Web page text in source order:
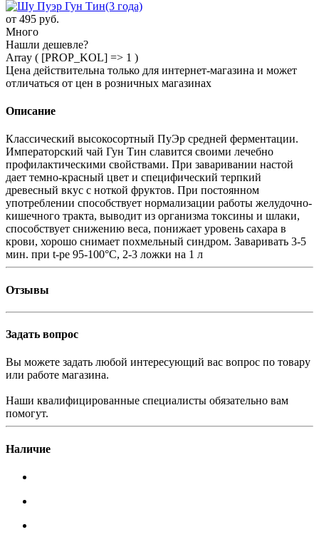
от 495 руб.
Много
Нашли дешевле?
Array ( [PROP_KOL] => 1 )
Цена действительна только для интернет-магазина и может
отличаться от цен в розничных магазинах
Описание
Классический высокосортный ПуЭр средней ферментации.
Императорский чай Гун Тин славится своими лечебно
профилактическими свойствами. При заваривании настой
дает темно-красный цвет и специфический терпкий
древесный вкус с ноткой фруктов. При постоянном
употреблении способствует нормализации работы желудочно-
кишечного тракта, выводит из организма токсины и шлаки,
способствует снижению веса, понижает уровень сахара в
крови, хорошо снимает похмельный синдром. Заваривать 3-5
мин. при t-ре 95-100°С, 2-3 ложки на 1 л
Отзывы
Задать вопрос
Вы можете задать любой интересующий вас вопрос по товару
или работе магазина.
Наши квалифицированные специалисты обязательно вам
помогут.
Наличие